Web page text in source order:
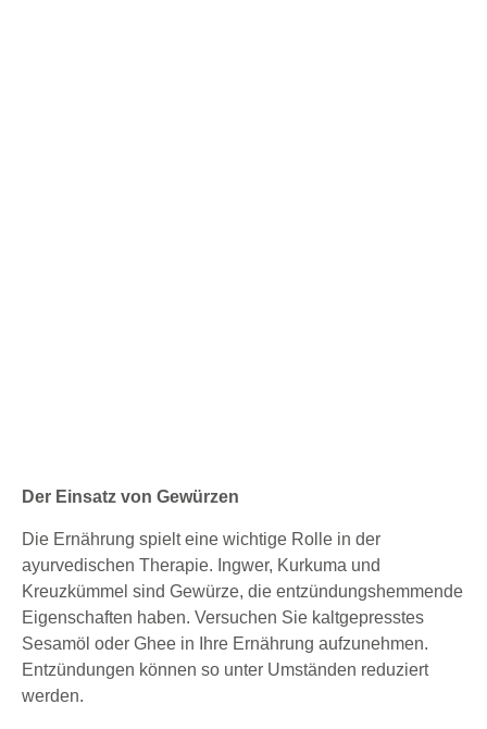
Der Einsatz von Gewürzen
Die Ernährung spielt eine wichtige Rolle in der
ayurvedischen Therapie. Ingwer, Kurkuma und
Kreuzkümmel sind Gewürze, die entzündungshemmende
Eigenschaften haben. Versuchen Sie kaltgepresstes
Sesamöl oder Ghee in Ihre Ernährung aufzunehmen.
Entzündungen können so unter Umständen reduziert
werden.